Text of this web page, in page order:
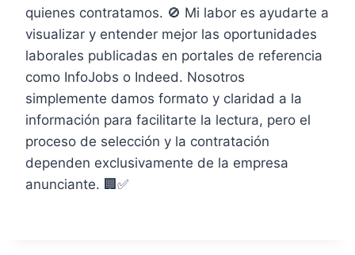
quienes contratamos. 🚫 Mi labor es ayudarte a
visualizar y entender mejor las oportunidades
laborales publicadas en portales de referencia
como InfoJobs o Indeed. Nosotros
simplemente damos formato y claridad a la
información para facilitarte la lectura, pero el
proceso de selección y la contratación
dependen exclusivamente de la empresa
anunciante. 🏢✅